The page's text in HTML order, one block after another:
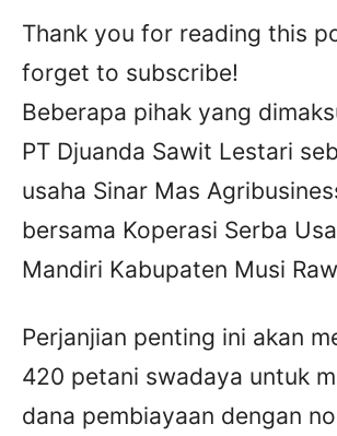
Thank you for reading this
forget to subscribe!
Beberapa pihak yang
PT Djuanda Sawit Lestari
usaha Sinar Mas
bersama Koperasi Serba
Mandiri Kabupaten Musi
Perjanjian penting ini akan
420 petani swadaya untuk
dana pembiayaan dengan